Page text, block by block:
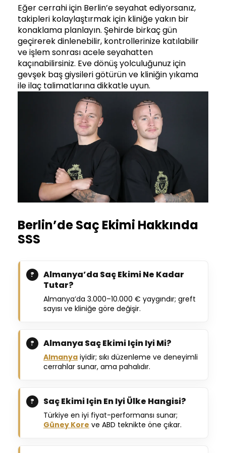
Eğer cerrahi için Berlin’e seyahat ediyorsanız,
takipleri kolaylaştırmak için kliniğe yakın bir
konaklama planlayın. Şehirde birkaç gün
geçirerek dinlenebilir, kontrollerinize katılabilir
ve işlem sonrası acele seyahatten
kaçınabilirsiniz. Eve dönüş yolculuğunuz için
gevşek baş giysileri götürün ve kliniğin yıkama
ile ilaç talimatlarına dikkatle uyun.
Berlin’de Saç Ekimi Hakkında
SSS
Almanya’da Saç Ekimi Ne Kadar
Tutar?
Almanya’da 3.000–10.000 € yaygındır; greft
sayısı ve kliniğe göre değişir.
Almanya Saç Ekimi Için Iyi Mi?
Almanya iyidir; sıkı düzenleme ve deneyimli
cerrahlar sunar, ama pahalıdır.
Saç Ekimi Için En Iyi Ülke Hangisi?
Türkiye en iyi fiyat-performansı sunar;
Güney Kore ve ABD teknikte öne çıkar.